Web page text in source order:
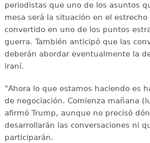
periodistas que uno de los asuntos
mesa será la situación en el estrecho
convertido en uno de los puntos
guerra. También anticipó que las
deberán abordar eventualmente la
iraní.
"Ahora lo que estamos haciendo es
de negociación. Comienza mañana
afirmó Trump, aunque no precisó
desarrollarán las conversaciones ni
participarán.